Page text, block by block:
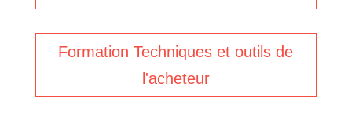
Formation Techniques et outils de
l'acheteur